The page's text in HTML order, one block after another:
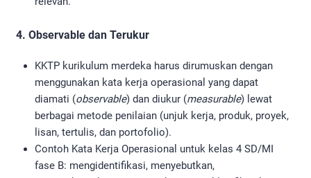
4. Observable dan Terukur
KKTP kurikulum merdeka harus dirumuskan dengan
menggunakan kata kerja operasional yang dapat
diamati (observable) dan diukur (measurable) lewat
berbagai metode penilaian (unjuk kerja, produk, proyek,
lisan, tertulis, dan portofolio).
Contoh Kata Kerja Operasional untuk kelas 4 SD/MI
fase B: mengidentifikasi, menyebutkan,